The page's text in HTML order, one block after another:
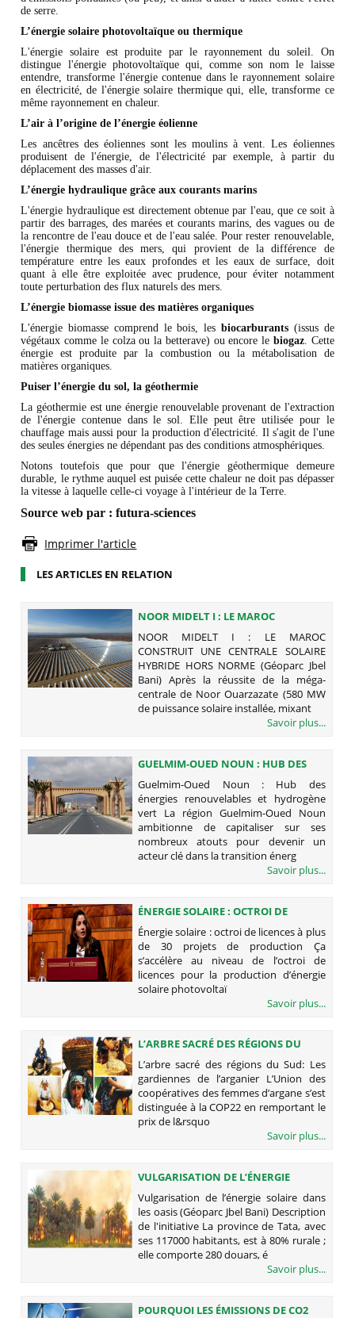
de serre.
L’énergie solaire photovoltaïque ou thermique
L'énergie solaire est produite par le rayonnement du soleil. On
distingue l'énergie photovoltaïque qui, comme son nom le laisse
entendre, transforme l'énergie contenue dans le rayonnement solaire
en électricité, de l'énergie solaire thermique qui, elle, transforme ce
même rayonnement en chaleur.
L’air à l’origine de l’énergie éolienne
Les ancêtres des éoliennes sont les moulins à vent. Les éoliennes
produisent de l'énergie, de l'électricité par exemple, à partir du
déplacement des masses d'air.
L’énergie hydraulique grâce aux courants marins
L'énergie hydraulique est directement obtenue par l'eau, que ce soit à
partir des barrages, des marées et courants marins, des vagues ou de
la rencontre de l'eau douce et de l'eau salée. Pour rester renouvelable,
l'énergie thermique des mers, qui provient de la différence de
température entre les eaux profondes et les eaux de surface, doit
quant à elle être exploitée avec prudence, pour éviter notamment
toute perturbation des flux naturels des mers.
L’énergie biomasse issue des matières organiques
L'énergie biomasse comprend le bois, lesbiocarburants (issus de
végétaux comme le colza ou la betterave) ou encore le biogaz. Cette
énergie est produite par la combustion ou la métabolisation de
matières organiques.
Puiser l’énergie du sol, la géothermie
La géothermie est une énergie renouvelable provenant de l'extraction
de l'énergie contenue dans le sol. Elle peut être utilisée pour le
chauffage mais aussi pour la production d'électricité. Il s'agit de l'une
des seules énergies ne dépendant pas des conditions atmosphériques.
Notons toutefois que pour que l'énergie géothermique demeure
durable, le rythme auquel est puisée cette chaleur ne doit pas dépasser
la vitesse à laquelle celle-ci voyage à l'intérieur de la Terre.
Source web par : futura-sciences
Imprimer l'article
LES ARTICLES EN RELATION
NOOR MIDELT I : LE MAROC
CONSTRUIT UNE CENTRALE SOLAIRE
HYBRIDE HORS NORME (GÉOPARC
JBEL BANI)
NOOR MIDELT I : LE MAROC
CONSTRUIT UNE CENTRALE SOLAIRE
HYBRIDE HORS NORME (Géoparc Jbel
Bani) Après la réussite de la méga-
centrale de Noor Ouarzazate (580 MW
de puissance solaire installée, mixant
Savoir plus...
GUELMIM-OUED NOUN : HUB DES
ÉNERGIES RENOUVELABLES ET
HYDROGÈNE VERT
Guelmim-Oued Noun : Hub des
énergies renouvelables et hydrogène
vert La région Guelmim-Oued Noun
ambitionne de capitaliser sur ses
nombreux atouts pour devenir un
acteur clé dans la transition énerg
Savoir plus...
ÉNERGIE SOLAIRE : OCTROI DE
LICENCES À PLUS DE 30 PROJETS DE
PRODUCTION
Énergie solaire : octroi de licences à plus
de 30 projets de production Ça
s’accélère au niveau de l’octroi de
licences pour la production d’énergie
solaire photovoltaï
Savoir plus...
L’ARBRE SACRÉ DES RÉGIONS DU
SUD: LES GARDIENNES DE
L’ARGANIER
L’arbre sacré des régions du Sud: Les
gardiennes de l’arganier L’Union des
coopératives des femmes d’argane s’est
distinguée à la COP22 en remportant le
prix de l&rsquo
Savoir plus...
VULGARISATION DE L’ÉNERGIE
SOLAIRE DANS LES OASIS (GÉOPARC
JBEL BANI)
Vulgarisation de l’énergie solaire dans
les oasis (Géoparc Jbel Bani) Description
de l'initiative La province de Tata, avec
ses 117000 habitants, est à 80% rurale ;
elle comporte 280 douars, é
Savoir plus...
POURQUOI LES ÉMISSIONS DE CO2